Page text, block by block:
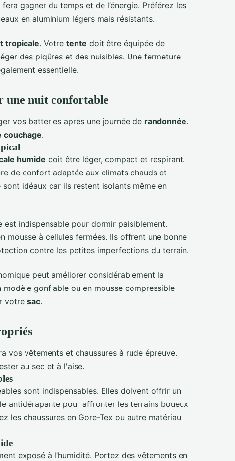
gagner du temps et de l’énergie. Préférez les
en aluminium légers mais résistants.
tropicale. Votre tente doit être équipée de
des piqûres et des nuisibles. Une fermeture
essentielle.
une nuit confortable
vos batteries après une journée de randonnée.
couchage.
humide doit être léger, compact et respirant.
de confort adaptée aux climats chauds et
idéaux car ils restent isolants même en
indispensable pour dormir paisiblement.
mousse à cellules fermées. Ils offrent une bonne
contre les petites imperfections du terrain.
peut améliorer considérablement la
gonflable ou en mousse compressible
votre sac.
vos vêtements et chaussures à rude épreuve.
au sec et à l'aise.
sont indispensables. Elles doivent offrir un
antidérapante pour affronter les terrains boueux
les chaussures en Gore-Tex ou autre matériau
exposé à l’humidité. Portez des vêtements en